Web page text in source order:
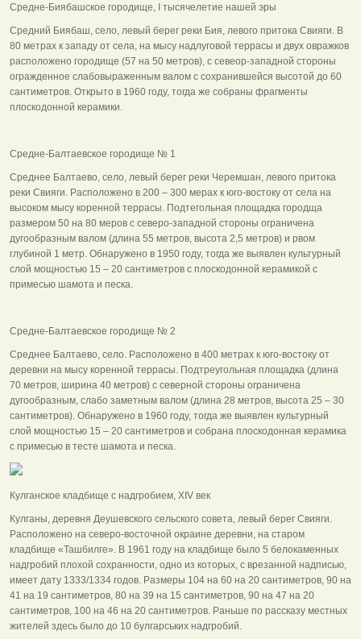
Средне-Биябашское городище, I тысячелетие нашей эры
Средний Биябаш, село, левый берег реки Бия, левого притока Свияги. В
80 метрах к западу от села, на мысу надлуговой террасы и двух овражков
расположено городище (57 на 50 метров), с севеор-западной стороны
огражденное слабовыраженным валом с сохранившейся высотой до 60
сантиметров. Открыто в 1960 году, тогда же собраны фрагменты
плоскодонной керамики.
Средне-Балтаевское городище № 1
Среднее Балтаево, село, левый берег реки Черемшан, левого притока
реки Свияги. Расположено в 200 – 300 мерах к юго-востоку от села на
высоком мысу коренной террасы. Подтегольная площадка городща
размером 50 на 80 меров с северо-западной стороны ограничена
дугообразным валом (длина 55 метров, высота 2,5 метров) и рвом
глубиной 1 метр. Обнаружено в 1950 году, тогда же выявлен культурный
слой мощностью 15 – 20 сантиметров с плоскодонной керамикой с
примесью шамота и песка.
Средне-Балтаевское городище № 2
Среднее Балтаево, село. Расположено в 400 метрах к юго-востоку от
деревни на мысу коренной террасы. Подтреугольная площадка (длина
70 метров, ширина 40 метров) с северной стороны ограничена
дугообразным, слабо заметным валом (длина 28 метров, высота 25 – 30
сантиметров). Обнаружено в 1960 году, тогда же выявлен культурный
слой мощностью 15 – 20 сантиметров и собрана плоскодонная керамика
с примесью в тесте шамота и песка.
Кулганское кладбище с надгробием, ХIV век
Кулганы, деревня Деушевского сельского совета, левый берег Свияги.
Расположено на северо-восточной окраине деревни, на старом
кладбище «Ташбилге». В 1961 году на кладбище было 5 белокаменных
надгробий плохой сохранности, одно из которых, с врезанной надписью,
имеет дату 1333/1334 годов. Размеры 104 на 60 на 20 сантиметров, 90 на
41 на 19 сантиметров, 80 на 39 на 15 сантиметров, 90 на 47 на 20
сантиметров, 100 на 46 на 20 сантиметров. Раньше по рассказу местных
жителей здесь было до 10 булгарських надгробий.